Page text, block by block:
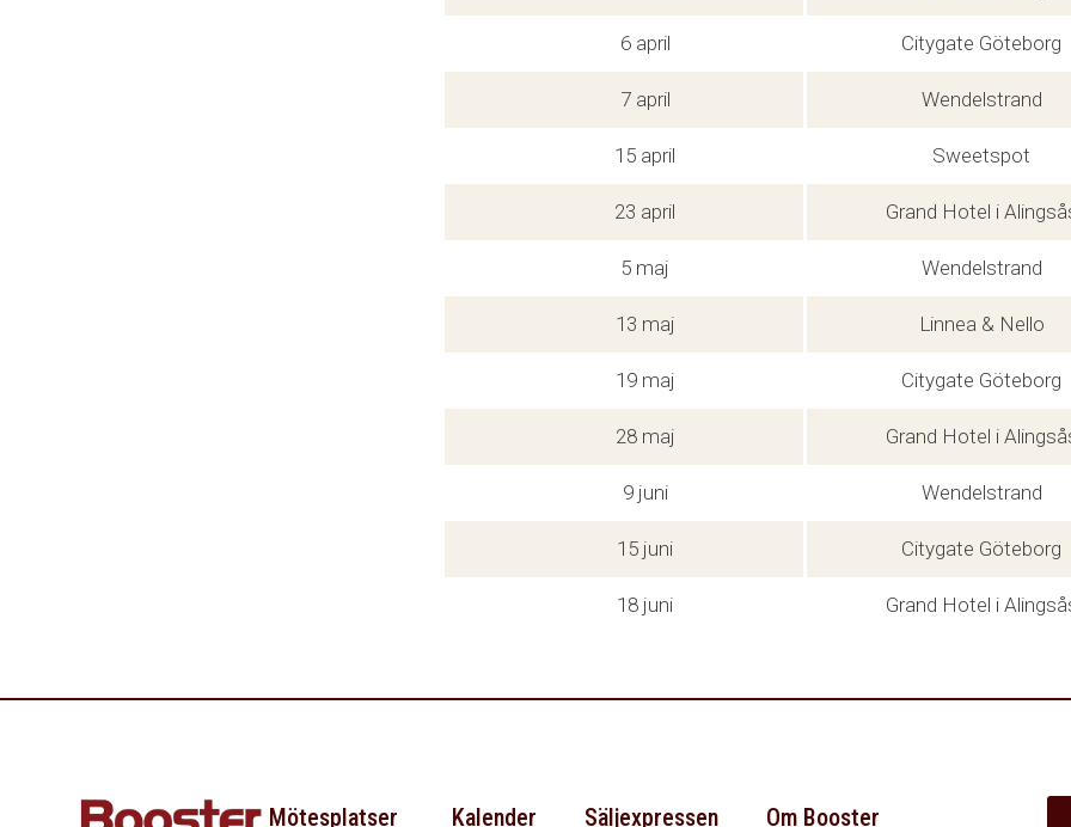
6 april Citygate Göteborg
7 april Wendelstrand
15 april Sweetspot
23 april Grand Hotel i
5 maj Wendelstrand
13 maj Linnea & Nello
19 maj Citygate Göteborg
28 maj Grand Hotel i
9 juni Wendelstrand
15 juni Citygate Göteborg
18 juni Grand Hotel i
Mötesplatser Kalender Säljexpressen Om Booster